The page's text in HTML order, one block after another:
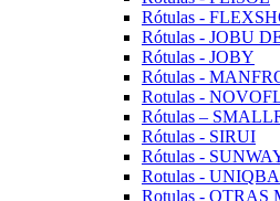
Rótulas -
Rótulas - JOBU
Rótulas - JOBY
Rótulas -
Rotulas -
Rótulas –
Rótulas - SIRUI
Rótulas -
Rotulas -
Rotulas - OTRAS